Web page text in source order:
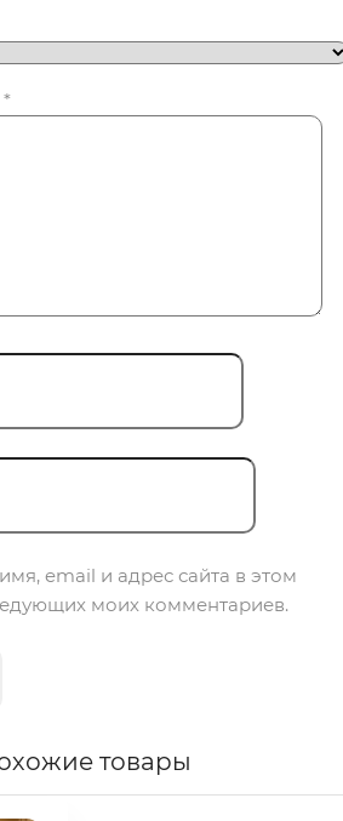
*
email и адрес сайта в этом
моих комментариев.
товары